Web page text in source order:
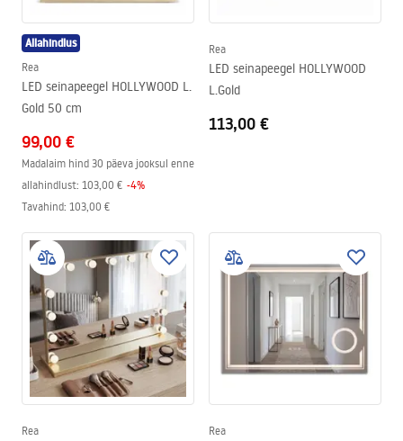
Allahindlus
Rea
LED seinapeegel HOLLYWOOD L.
Gold 50 cm
99,00 €
Madalaim hind 30 päeva jooksul enne
allahindlust: 103,00 € -4%
Tavahind: 103,00 €
Rea
LED seinapeegel HOLLYWOOD
L.Gold
113,00 €
Rea Rea